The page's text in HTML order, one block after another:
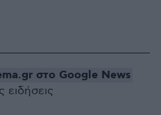
στο Google News
ειδήσεις